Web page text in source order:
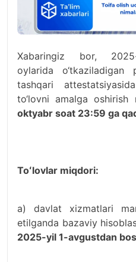
Xabaringiz bor,
oylarida o‘tkaziladigan
tashqari
to‘lovni amalga
oktyabr soat 23:59 ga
Toʻlovlar miqdori:
a) davlat xizmatlari
etilganda bazaviy
2025-yil 1-avgustdan